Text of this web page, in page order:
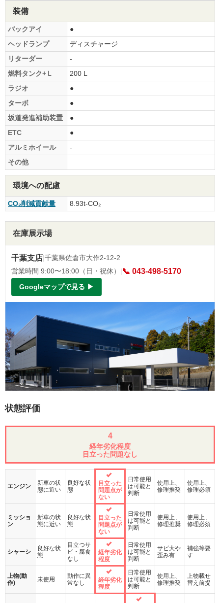
装備
バックアイ
●
ヘッドランプ
ディスチャージ
リターダー
-
燃料タンク+Ｌ
200 L
ラジオ
●
ターボ
●
坂道発進補助装置
●
ETC
●
アルミホイール
-
その他
環境への配慮
CO₂削減貢献量 8.93t-CO₂
在庫展示場
千葉支店|千葉県佐倉市大作2-12-2
営業時間 9:00〜18:00（日・祝休） | 📞 043-498-5170
Googleマップで見る ▶
状態評価
4
経年劣化程度
目立った問題なし
エンジン
新車の状
態に近い
良好な状
態
目立った
問題点が
ない
日常使用
は可能と
判断
使用上、
修理推奨
使用上、
修理必須
ミッショ
ン
新車の状
態に近い
良好な状
態
目立った
問題点が
ない
日常使用
は可能と
判断
使用上、
修理推奨
使用上、
修理必須
シャーシ
良好な状
態
目立つサ
ビ・腐食
なし
経年劣化
程度
日常使用
は可能と
判断
サビ大や
歪み有
補強等要
す
上物(動
作)
未使用
動作に異
常なし
経年劣化
程度
日常使用
は可能と
判断
使用上、
修理推奨
上物載せ
替え前提